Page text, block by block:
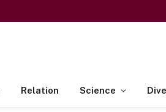
Relation Science